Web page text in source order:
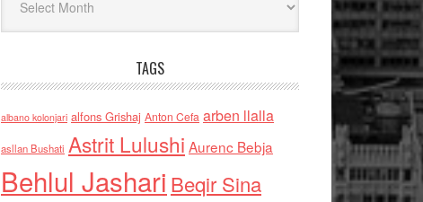
TAGS
albano kolonjari alfons Grishaj Anton Cefa arben llalla
asllan Bushati Astrit Lulushi Aurenc Bebja
Behlul Jashari Beqir Sina